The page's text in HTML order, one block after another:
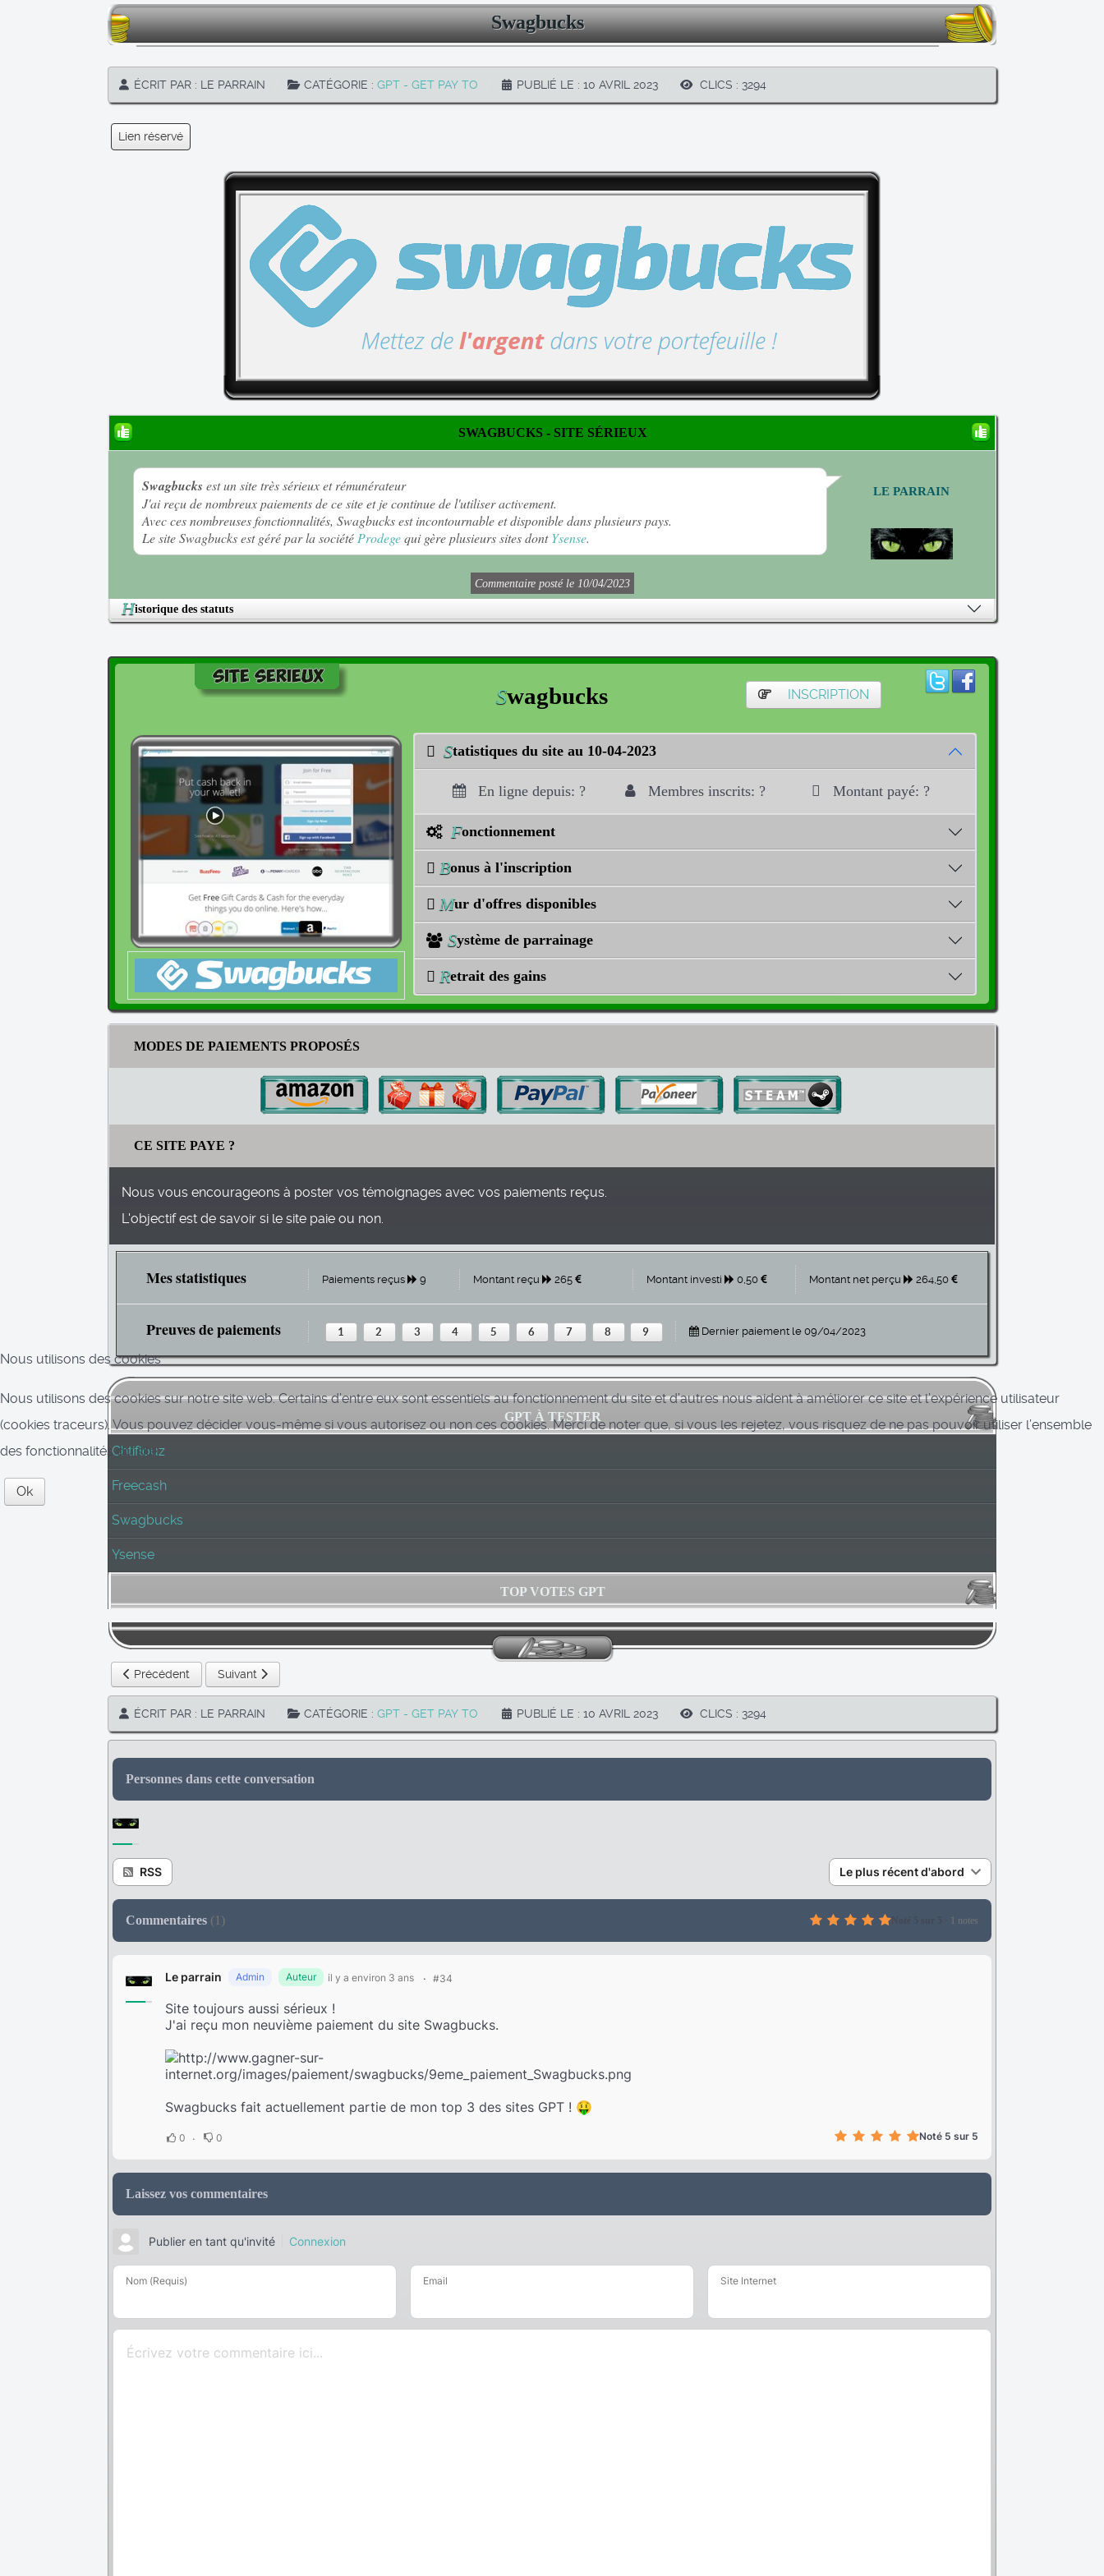
Swagbucks
ÉCRIT PAR : LE PARRAIN CATÉGORIE : GPT - GET PAY TO PUBLIÉ LE : 10 AVRIL 2023 CLICS : 3294
Lien réservé
SWAGBUCKS - SITE SÉRIEUX
Swagbucksest un site très sérieux et rémunérateur
J'ai reçu de nombreux paiements de ce site et je continue de l'utiliser activement.
Avec ces nombreuses fonctionnalités, Swagbucks est incontournable et disponible dans plusieurs pays.
Le site Swagbucks est géré par la société Prodegequi gère plusieurs sites dontYsense.
LE PARRAIN
Commentaire posté le 10/04/2023
Historique des statuts
Swagbucks INSCRIPTION
Statistiques du site au 10-04-2023
En ligne depuis: ? Membres inscrits: ? Montant payé: ?
Fonctionnement
Bonus à l'inscription
Mur d'offres disponibles
Système de parrainage
Retrait des gains
MODES DE PAIEMENTS PROPOSÉS
CE SITE PAYE ?
Nous vous encourageons à poster vos témoignages avec vos paiements reçus.
L'objectif est de savoir si le site paie ou non.
Mes statistiques Paiements reçus 9 Montant reçu 265 Montant investi 0,50 Montant net perçu 264,50
Preuves de paiements 1 2 3 4 5 6 7 8 9 Dernier paiement le 09/04/2023
GPT À TESTER
Chtiflouz
Freecash
Swagbucks
Ysense
TOP VOTES GPT
Article précédent : Freecash
Précédent Article suivant : Ysense
Suivant
ÉCRIT PAR : LE PARRAIN CATÉGORIE : GPT - GET PAY TO PUBLIÉ LE : 10 AVRIL 2023 CLICS : 3294
Personnes dans cette conversation
RSS Le plus récent d'abord
Commentaires (1 ) 1 notes
Le parrain Admin Auteur il y a environ 3 ans #34
Site toujours aussi sérieux !
J'ai reçu mon neuvième paiement du site Swagbucks.
Swagbucks fait actuellement partie de mon top 3 des sites GPT ! 🤑
0 0 Noté 5 sur 5
Laissez vos commentaires
Publier en tant qu'invité Connexion
Nom (Requis) Email Site Internet
Nous utilisons des cookies
Nous utilisons des cookies sur notre site web. Certains d’entre eux sont essentiels au fonctionnement du site et d’autres nous aident à améliorer ce site et l’expérience utilisateur
(cookies traceurs). Vous pouvez décider vous-même si vous autorisez ou non ces cookies. Merci de noter que, si vous les rejetez, vous risquez de ne pas pouvoir utiliser l’ensemble
des fonctionnalités du site.
Ok